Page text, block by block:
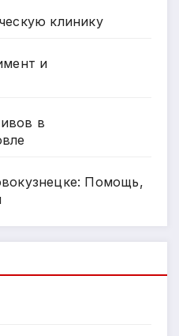
клинику
и
в
Помощь,